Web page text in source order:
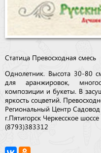
Статица Превосходная смесь
Однолетник. Высота 30-80
для аранжировок,
композиции и букеты. В
яркость соцветий.
Региональный Центр Садовод
г.Пятигорск Черкесское шоссе
(8793)383312